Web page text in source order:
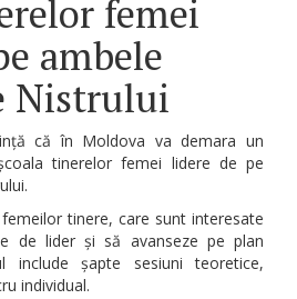
femei
ambele
Nistrului
că în Moldova va demara un
tinerelor femei lidere de pe
tinere, care sunt interesate
de lider și să avanseze pe plan
include șapte sesiuni teoretice,
individual.